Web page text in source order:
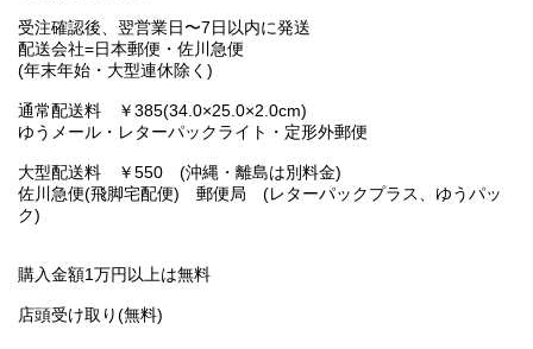
受注確認後、翌営業日〜7日以内に発送
配送会社=日本郵便・佐川急便
(年末年始・大型連休除く)
通常配送料 ￥385(34.0×25.0×2.0cm)
ゆうメール・レターパックライト・定形外郵便
大型配送料 ￥550 (沖縄・離島は別料金)
佐川急便(飛脚宅配便) 郵便局 (レターパックプラス、ゆうパッ
ク)
購入金額1万円以上は無料
店頭受け取り(無料)